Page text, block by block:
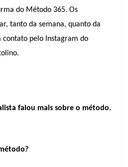
do Método 365. Os
tanto da semana, quanto da
pelo Instagram do
falou mais sobre o método.